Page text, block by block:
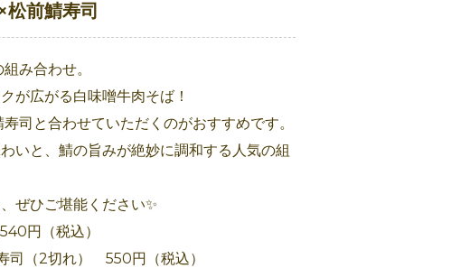
松前鯖寿司
み合わせ。
が広がる白味噌牛肉そば！
司と合わせていただくのがおすすめです。
いと、鯖の旨みが絶妙に調和する人気の組
ぜひご堪能ください✨
円（税込）
司（2切れ） 550円（税込）